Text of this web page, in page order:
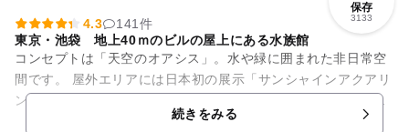
保存
3133
4.3
141件
東京・池袋 地上40ｍのビルの屋上にある水族館
コンセプトは「天空のオアシス」。水や緑に囲まれた非日常空
間です。 屋外エリアには日本初の展示「サンシャインアクアリ
ング」が登場。頭上にあるドーナツ型水槽をアシカが気持ちよ
さそうに泳ぎ、その姿は...続きをみる